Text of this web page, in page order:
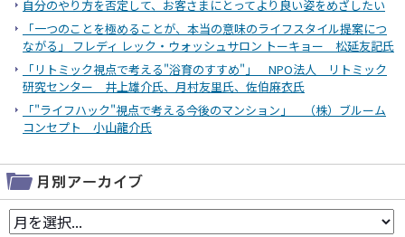
自分のやり方を否定して、お客さまにとってより良い姿をめざしたい
「一つのことを極めることが、本当の意味のライフスタイル提案につ
ながる」 フレディ レック・ウォッシュサロン トーキョー 松延友記氏
「リトミック視点で考える"浴育のすすめ"」 NPO法人 リトミック
研究センター 井上雄介氏、月村友里氏、佐伯麻衣氏
「"ライフハック"視点で考える今後のマンション」 （株）ブルーム
コンセプト 小山龍介氏